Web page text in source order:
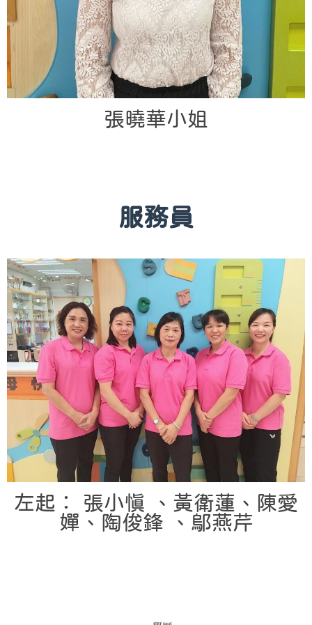
張曉華小姐
服務員
左起： 張小慎 、黃衛蓮、陳愛
嬋、陶俊鋒 、鄔燕芹